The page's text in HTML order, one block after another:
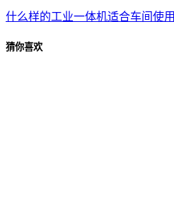
什么样的工业一体机适合车间使用
猜你喜欢